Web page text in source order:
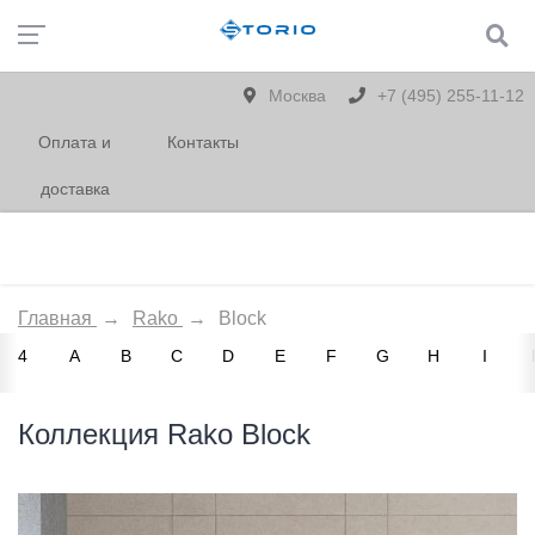
Москва +7 (495) 255-11-12
Оплата и
доставка
Контакты
Главная → Rako → Block
4 A B C D E F G H I
Коллекция Rako Block